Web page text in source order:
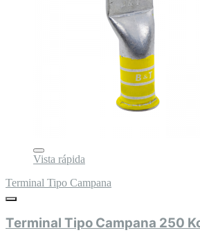
Vista rápida
Terminal Tipo Campana
Terminal Tipo Campana 250